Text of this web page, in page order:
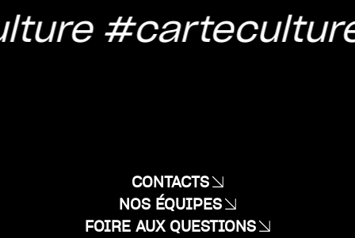
CONTACTS
NOS ÉQUIPES
FOIRE AUX QUESTIONS